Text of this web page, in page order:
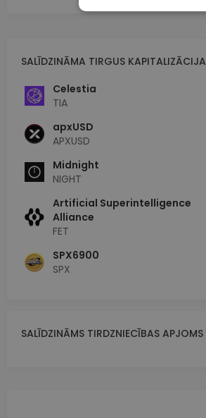
SALĪDZINĀMA TIRGUS KAPITALIZĀCIJA
Celestia
TIA
apxUSD
APXUSD
Midnight
NIGHT
Artificial Superintelligence
Alliance
FET
SPX6900
SPX
SALĪDZINĀMS TIRDZNIECĪBAS APJOMS